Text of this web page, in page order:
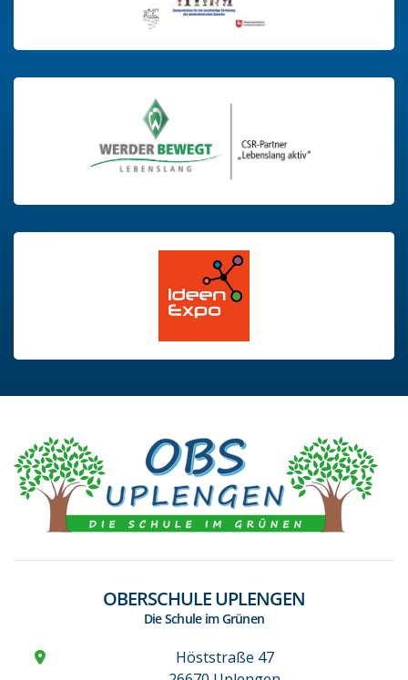
OBERSCHULE UPLENGEN
Die Schule im Grünen
Höststraße 47